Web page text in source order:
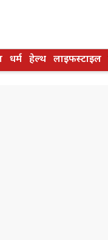
धर्म हेल्थ लाइफस्टाइल